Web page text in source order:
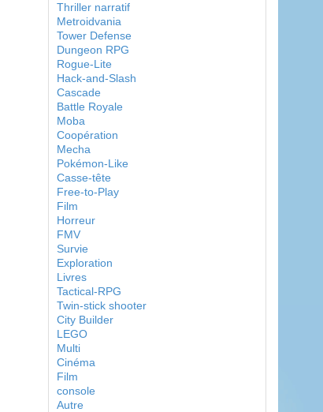
Thriller narratif
Metroidvania
Tower Defense
Dungeon RPG
Rogue-Lite
Hack-and-Slash
Cascade
Battle Royale
Moba
Coopération
Mecha
Pokémon-Like
Casse-tête
Free-to-Play
Film
Horreur
FMV
Survie
Exploration
Livres
Tactical-RPG
Twin-stick shooter
City Builder
LEGO
Multi
Cinéma
Film
console
Autre